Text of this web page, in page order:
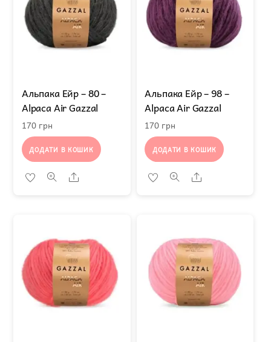
Альпака Ейр – 80 –
Alpaca Air Gazzal
170 грн
ДОДАТИ В КОШИК
Share
Альпака Ейр – 98 –
Alpaca Air Gazzal
170 грн
ДОДАТИ В КОШИК
Share